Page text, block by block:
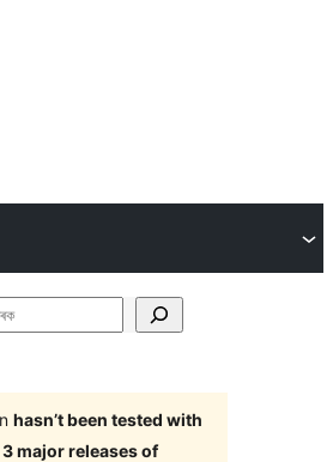
hasn’t been tested with
major releases of